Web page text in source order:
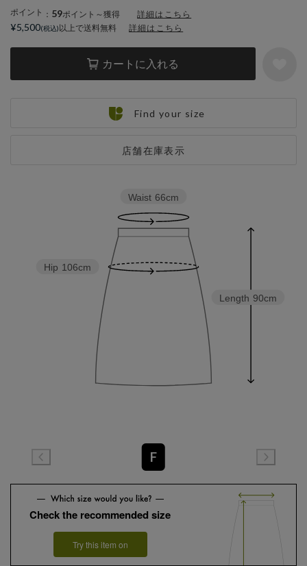
ポイント ： 59ポイント～獲得 詳細はこちら
カートに入れる
店舗在庫表示
¥5,500 以上で送料無料 詳細はこちら
Find your size
Length 90cm
Hip 106cm
Waist 66cm
F
Check the recommended size
Try this item on